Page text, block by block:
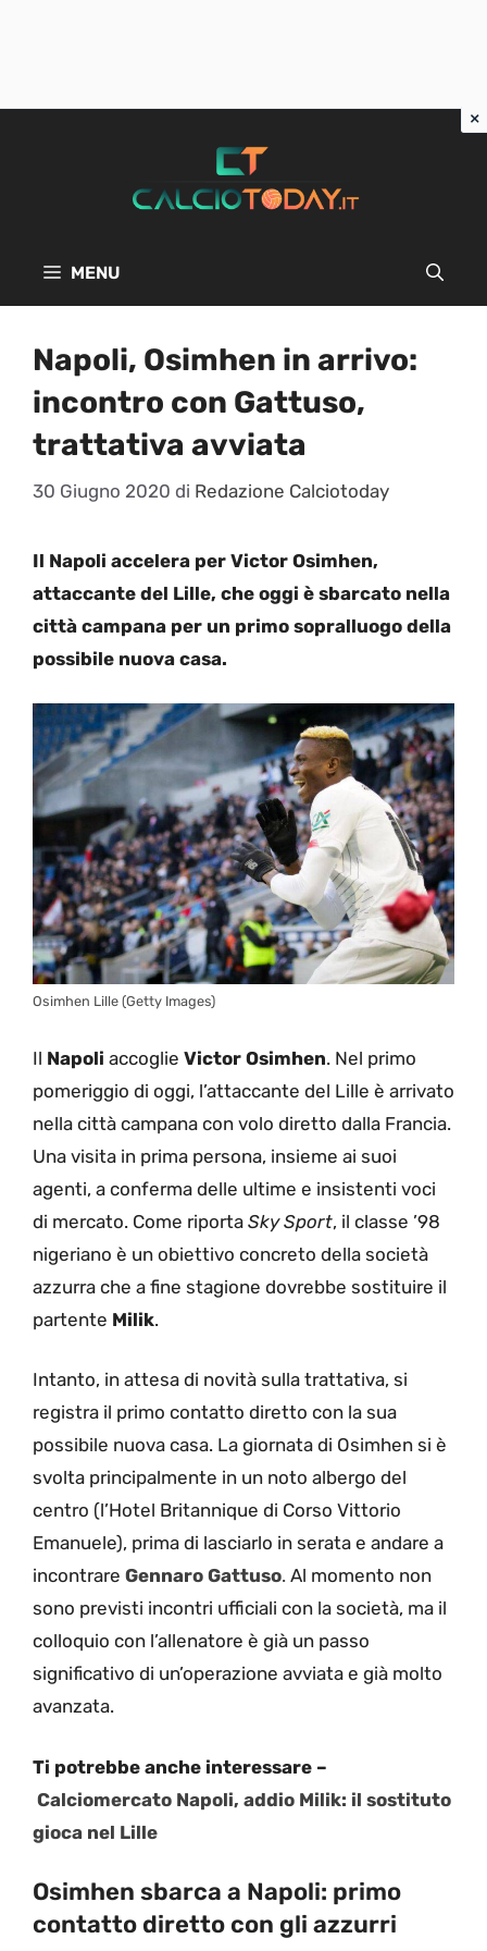
MENU
Napoli, Osimhen in arrivo:
incontro con Gattuso,
trattativa avviata
30 Giugno 2020 di Redazione Calciotoday
Il Napoli accelera per Victor Osimhen,
attaccante del Lille, che oggi è sbarcato nella
città campana per un primo sopralluogo della
possibile nuova casa.
Osimhen Lille (Getty Images)
Il Napoli accoglie Victor Osimhen. Nel primo
pomeriggio di oggi, l’attaccante del Lille è arrivato
nella città campana con volo diretto dalla Francia.
Una visita in prima persona, insieme ai suoi
agenti, a conferma delle ultime e insistenti voci
di mercato. Come riporta Sky Sport, il classe ’98
nigeriano è un obiettivo concreto della società
azzurra che a fine stagione dovrebbe sostituire il
partente Milik.
Intanto, in attesa di novità sulla trattativa, si
registra il primo contatto diretto con la sua
possibile nuova casa. La giornata di Osimhen si è
svolta principalmente in un noto albergo del
centro (l’Hotel Britannique di Corso Vittorio
Emanuele), prima di lasciarlo in serata e andare a
incontrare Gennaro Gattuso. Al momento non
sono previsti incontri ufficiali con la società, ma il
colloquio con l’allenatore è già un passo
significativo di un’operazione avviata e già molto
avanzata.
Ti potrebbe anche interessare –
Calciomercato Napoli, addio Milik: il sostituto
gioca nel Lille
Osimhen sbarca a Napoli: primo
contatto diretto con gli azzurri